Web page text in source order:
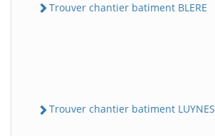
Trouver chantier batiment BLERE
Trouver chantier batiment LUYNES